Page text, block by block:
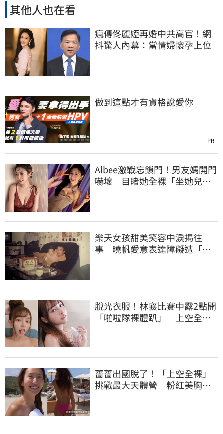
其他人也在看
瘋傳佟麗婭再婚中共高官！網
抖驚人內幕：當情婦懷孕上位
做到這點才有資格說愛你
PR
Albee激戰忘鎖門！男友媽開門
嚇壞 目睹她全裸「坐她兒子
樂天女孩甜美笑容中淚揭往
事 曉帆愛意表達障礙遭「粉
脫光衣服！林襄比賽中露2點開
「啦啦隊裸體趴」 上空全裸
薔薔出國脫了！「上空全裸」
挑戰最大天體營 粉紅美胸被